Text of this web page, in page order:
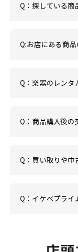
Q：探している商
Q:お店にある商
Q：楽器のレンタ
Q：商品購入後の
Q：買い取りや中
Q：イケベプライ